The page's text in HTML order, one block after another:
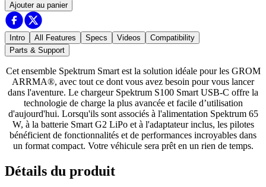
Ajouter au panier
Intro All Features Specs Videos
Compatibility
Parts & Support
Cet ensemble Spektrum Smart est la solution idéale pour les GROM
ARRMA®, avec tout ce dont vous avez besoin pour vous lancer
dans l'aventure. Le chargeur Spektrum S100 Smart USB-C offre la
technologie de charge la plus avancée et facile d’utilisation
d'aujourd'hui. Lorsqu'ils sont associés à l'alimentation Spektrum 65
W, à la batterie Smart G2 LiPo et à l'adaptateur inclus, les pilotes
bénéficient de fonctionnalités et de performances incroyables dans
un format compact. Votre véhicule sera prêt en un rien de temps.
Détails du produit